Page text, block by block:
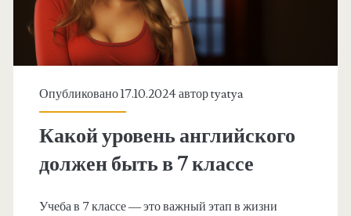
Опубликовано 17.10.2024 авторtyatya
Какой уровень английского
должен быть в 7 классе
Учеба в 7 классе — это важный этап в жизни